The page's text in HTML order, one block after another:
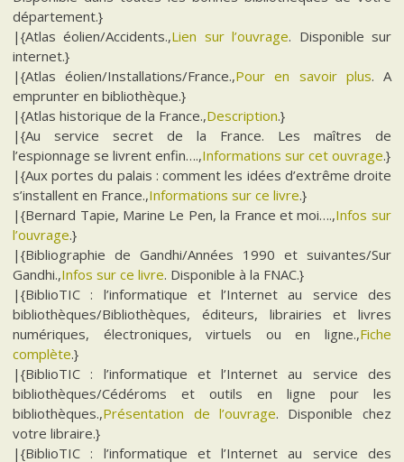
département.}
|{Atlas éolien/Accidents.,Lien sur l’ouvrage. Disponible sur
internet.}
|{Atlas éolien/Installations/France.,Pour en savoir plus. A
emprunter en bibliothèque.}
|{Atlas historique de la France.,Description.}
|{Au service secret de la France. Les maîtres de
l’espionnage se livrent enfin….,Informations sur cet ouvrage.}
|{Aux portes du palais : comment les idées d’extrême droite
s’installent en France.,Informations sur ce livre.}
|{Bernard Tapie, Marine Le Pen, la France et moi….,Infos sur
l’ouvrage.}
|{Bibliographie de Gandhi/Années 1990 et suivantes/Sur
Gandhi.,Infos sur ce livre. Disponible à la FNAC.}
|{BiblioTIC : l’informatique et l’Internet au service des
bibliothèques/Bibliothèques, éditeurs, librairies et livres
numériques, électroniques, virtuels ou en ligne.,Fiche
complète.}
|{BiblioTIC : l’informatique et l’Internet au service des
bibliothèques/Cédéroms et outils en ligne pour les
bibliothèques.,Présentation de l’ouvrage. Disponible chez
votre libraire.}
|{BiblioTIC : l’informatique et l’Internet au service des